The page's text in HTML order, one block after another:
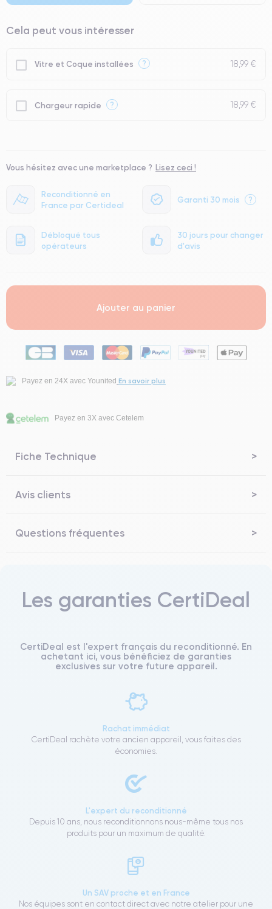
Reconditionné en
France par Certideal
Garanti 30 mois ?
Débloqué tous
opérateurs
30 jours pour changer
d'avis
Cela peut vous intéresser
Vitre et Coque installées ? 18,99 €
Chargeur rapide ? 18,99 €
Vous hésitez avec une marketplace ? Lisez ceci !
Ajouter au panier
Payez en 24X avec Younited En savoir plus
Payez en 3X avec Cetelem
Fiche Technique
Avis clients
Questions fréquentes
Les garanties CertiDeal
CertiDeal est l'expert français du reconditionné. En
achetant ici, vous bénéficiez de garanties
exclusives sur votre future appareil.
Rachat immédiat
CertiDeal rachète votre ancien appareil, vous faites des
économies.
L'expert du reconditionné
Depuis 10 ans, nous reconditionnons nous-même tous nos
produits pour un maximum de qualité.
Un SAV proche et en France
Nos équipes sont en contact direct avec notre atelier pour une